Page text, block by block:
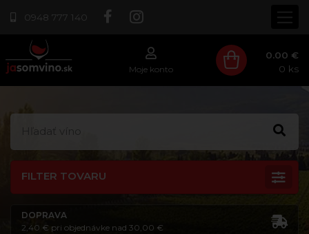
0948 777 140
Moje konto
0.00 €
0 ks
FILTER TOVARU
DOPRAVA
2,40 € pri objednávke nad 30,00 €